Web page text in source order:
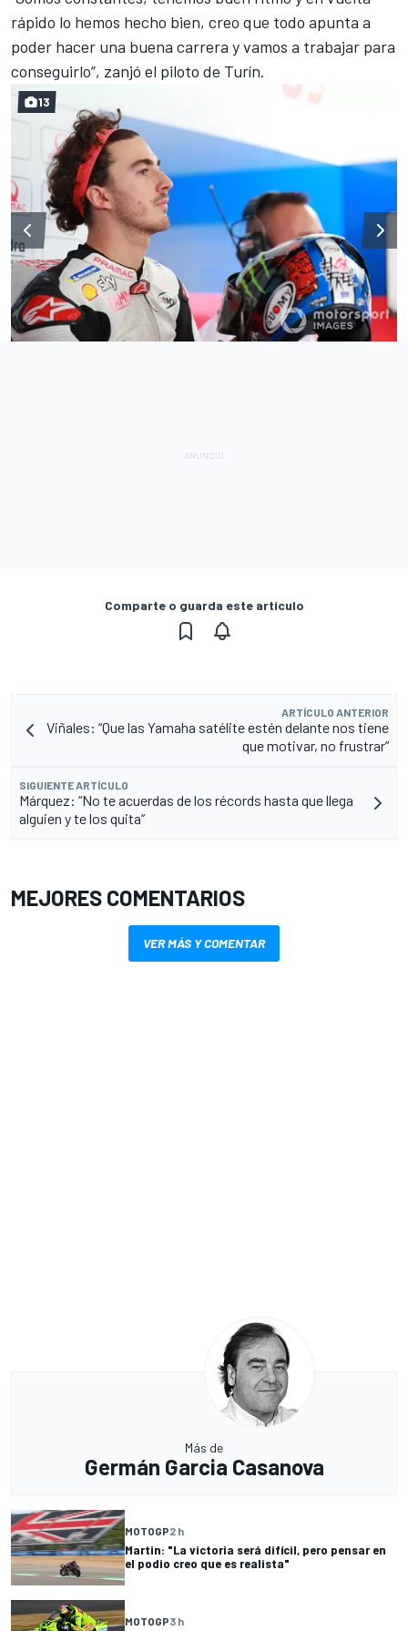
rápido lo hemos hecho bien, creo que todo apunta a
poder hacer una buena carrera y vamos a trabajar para
conseguirlo”, zanjó el piloto de Turín.
13
Comparte o guarda este artículo
ARTÍCULO ANTERIOR
Viñales: “Que las Yamaha satélite estén delante nos tiene
que motivar, no frustrar”
SIGUIENTE ARTÍCULO
Márquez: “No te acuerdas de los récords hasta que llega
alguien y te los quita”
MEJORES COMENTARIOS
VER MÁS Y COMENTAR
Más de
Germán Garcia Casanova
MOTOGP2 h
Martin: "La victoria será difícil, pero pensar en
el podio creo que es realista"
MOTOGP3 h